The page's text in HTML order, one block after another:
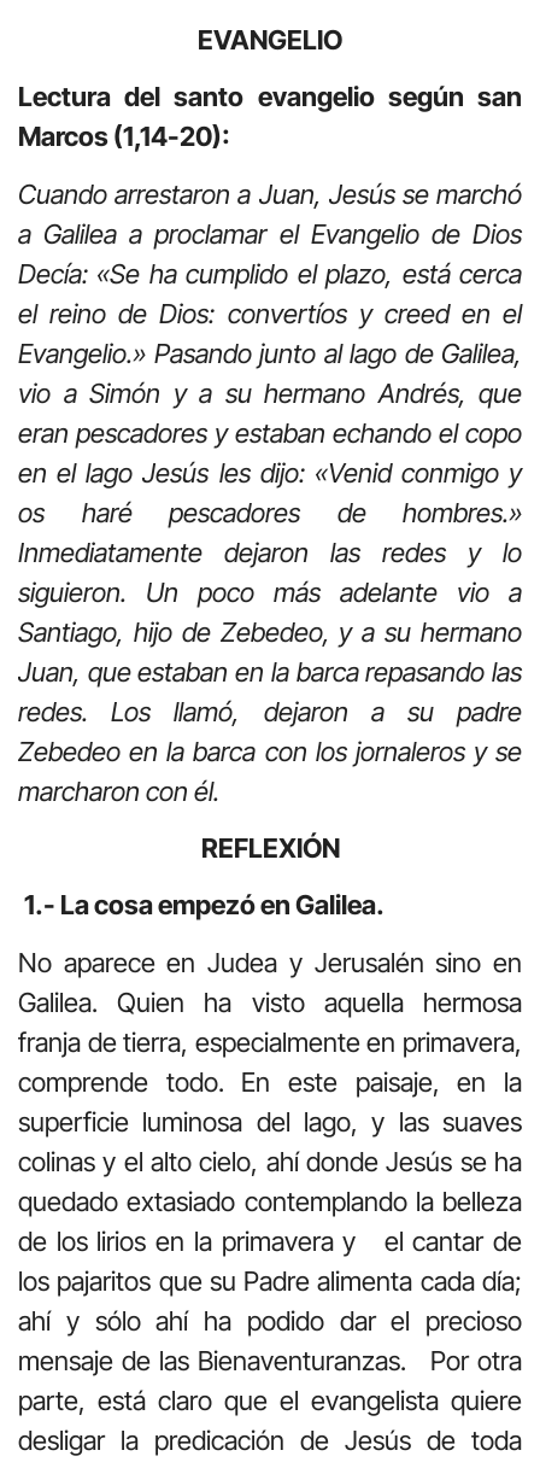
EVANGELIO
Lectura del santo evangelio según san
Marcos (1,14-20):
Cuando arrestaron a Juan, Jesús se marchó
a Galilea a proclamar el Evangelio de Dios
Decía: «Se ha cumplido el plazo, está cerca
el reino de Dios: convertíos y creed en el
Evangelio.» Pasando junto al lago de Galilea,
vio a Simón y a su hermano Andrés, que
eran pescadores y estaban echando el copo
en el lago Jesús les dijo: «Venid conmigo y
os haré pescadores de hombres.»
Inmediatamente dejaron las redes y lo
siguieron. Un poco más adelante vio a
Santiago, hijo de Zebedeo, y a su hermano
Juan, que estaban en la barca repasando las
redes. Los llamó, dejaron a su padre
Zebedeo en la barca con los jornaleros y se
marcharon con él.
REFLEXIÓN
1.- La cosa empezó en Galilea.
No aparece en Judea y Jerusalén sino en
Galilea. Quien ha visto aquella hermosa
franja de tierra, especialmente en primavera,
comprende todo. En este paisaje, en la
superficie luminosa del lago, y las suaves
colinas y el alto cielo, ahí donde Jesús se ha
quedado extasiado contemplando la belleza
de los lirios en la primavera y el cantar de
los pajaritos que su Padre alimenta cada día;
ahí y sólo ahí ha podido dar el precioso
mensaje de las Bienaventuranzas. Por otra
parte, está claro que el evangelista quiere
desligar la predicación de Jesús de toda